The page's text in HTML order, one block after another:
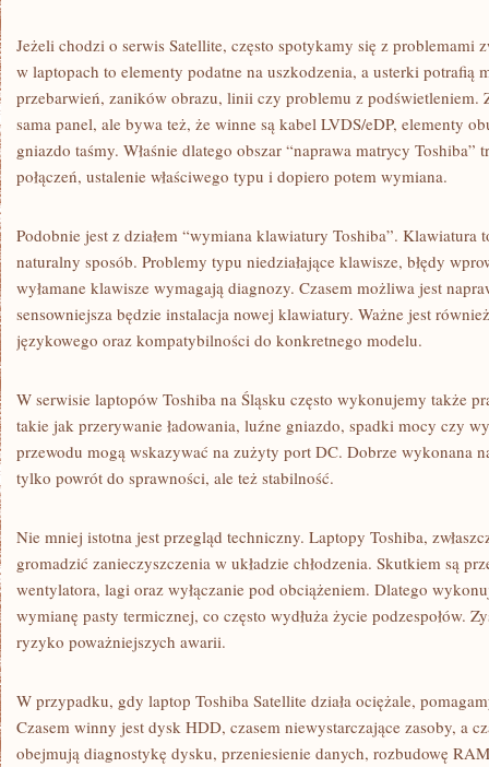
Jeżeli chodzi o serwis Satellite, często spotykamy się z problemami
w laptopach to elementy podatne na uszkodzenia, a usterki potrafią
przebarwień, zaników obrazu, linii czy problemu z podświetleniem.
sama panel, ale bywa też, że winne są kabel LVDS/eDP, elementy
gniazdo taśmy. Właśnie dlatego obszar “naprawa matrycy
połączeń, ustalenie właściwego typu i dopiero potem wymiana.
Podobnie jest z działem “wymiana klawiatury Toshiba”. Klawiatura
naturalny sposób. Problemy typu niedziałające klawisze, błędy
wyłamane klawisze wymagają diagnozy. Czasem możliwa jest
sensowniejsza będzie instalacja nowej klawiatury. Ważne jest
językowego oraz kompatybilności do konkretnego modelu.
W serwisie laptopów Toshiba na Śląsku często wykonujemy także
takie jak przerywanie ładowania, luźne gniazdo, spadki mocy czy
przewodu mogą wskazywać na zużyty port DC. Dobrze wykonana
tylko powrót do sprawności, ale też stabilność.
Nie mniej istotna jest przegląd techniczny. Laptopy Toshiba,
gromadzić zanieczyszczenia w układzie chłodzenia. Skutkiem są
wentylatora, lagi oraz wyłączanie pod obciążeniem. Dlatego
wymianę pasty termicznej, co często wydłuża życie podzespołów.
ryzyko poważniejszych awarii.
W przypadku, gdy laptop Toshiba Satellite działa ociężale,
Czasem winny jest dysk HDD, czasem niewystarczające zasoby, a
obejmują diagnostykę dysku, przeniesienie danych, rozbudowę